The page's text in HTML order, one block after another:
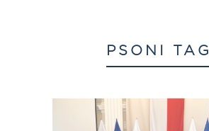
PSONI TAG